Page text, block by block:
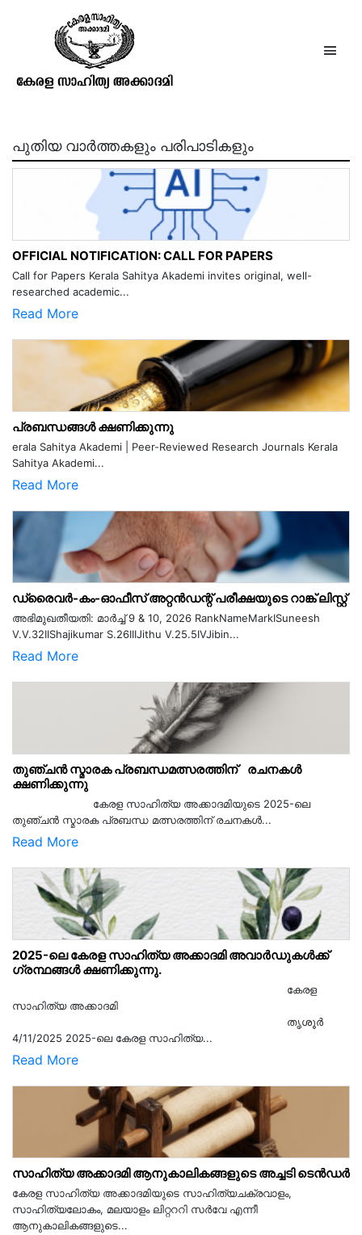
നമ്പൂതിരി(പരമേശ്വരൻനമ്പൂതിരി)
പുതിയ വാർത്തകളും പരിപാടികളും
OFFICIAL NOTIFICATION: CALL FOR PAPERS
Call for Papers Kerala Sahitya Akademi invites original, well-
researched academic...
Read More
പ്രബന്ധങ്ങൾ ക്ഷണിക്കുന്നു
erala Sahitya Akademi | Peer-Reviewed Research Journals Kerala
Sahitya Akademi...
Read More
ഡ്രൈവർ-കം-ഓഫീസ് അറ്റൻഡന്റ് പരീക്ഷയുടെ റാങ്ക് ലിസ്റ്റ്
അഭിമുഖതീയതി: മാർച്ച് 9 & 10, 2026 RankNameMarkISuneesh
V.V.32IIShajikumar S.26IIIJithu V.25.5IVJibin...
Read More
തുഞ്ചൻ സ്മാരക പ്രബന്ധമത്സരത്തിന് രചനകൾ
ക്ഷണിക്കുന്നു
കേരള സാഹിത്യ അക്കാദമിയുടെ 2025-ലെ
തുഞ്ചൻ സ്മാരക പ്രബന്ധ മത്സരത്തിന് രചനകൾ...
Read More
2025-ലെ കേരള സാഹിത്യ അക്കാദമി അവാർഡുകൾക്ക്
ഗ്രന്ഥങ്ങൾ ക്ഷണിക്കുന്നു.
കേരള
സാഹിത്യ അക്കാദമി
തൃശൂര്‍
4/11/2025 2025-ലെ കേരള സാഹിത്യ...
Read More
സാഹിത്യ അക്കാദമി ആനുകാലികങ്ങളുടെ അച്ചടി ടെൻഡർ
കേരള സാഹിത്യ അക്കാദമിയുടെ സാഹിത്യചക്രവാളം,
സാഹിത്യലോകം, മലയാളം ലിറ്റററി സർവേ എന്നീ
ആനുകാലികങ്ങളുടെ...